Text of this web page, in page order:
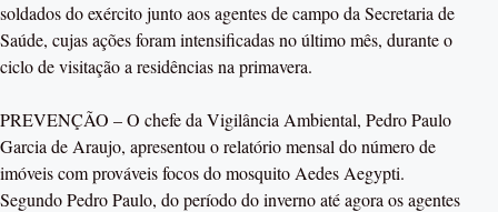
soldados do exército junto aos agentes de campo da Secretaria de
Saúde, cujas ações foram intensificadas no último mês, durante o
ciclo de visitação a residências na primavera.
PREVENÇÃO – O chefe da Vigilância Ambiental, Pedro Paulo
Garcia de Araujo, apresentou o relatório mensal do número de
imóveis com prováveis focos do mosquito Aedes Aegypti.
Segundo Pedro Paulo, do período do inverno até agora os agentes